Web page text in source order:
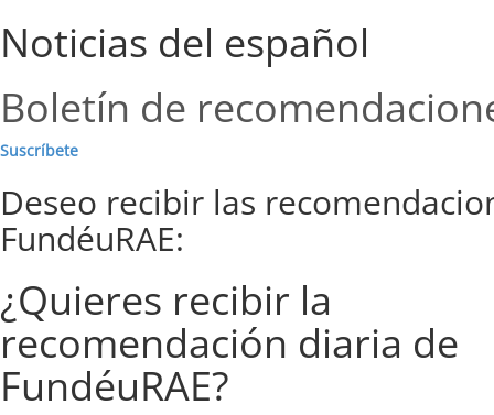
Noticias del español
Boletín de
Suscríbete
Deseo recibir las
FundéuRAE:
¿Quieres recibir la
recomendación diaria de
FundéuRAE?